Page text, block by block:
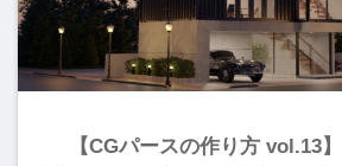
【CGパースの作り方 vol.13